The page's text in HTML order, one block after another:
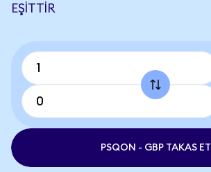
EŞITTIR
PSQON - GBP TAKAS ET